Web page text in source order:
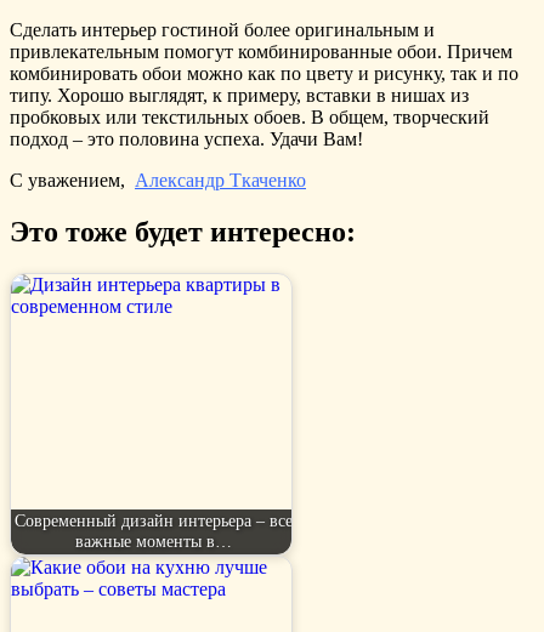
Сделать интерьер гостиной более оригинальным и
привлекательным помогут комбинированные обои. Причем
комбинировать обои можно как по цвету и рисунку, так и по
типу. Хорошо выглядят, к примеру, вставки в нишах из
пробковых или текстильных обоев. В общем, творческий
подход – это половина успеха. Удачи Вам!
С уважением, Александр Ткаченко
Это тоже будет интересно:
Современный дизайн интерьера – все
важные моменты в…